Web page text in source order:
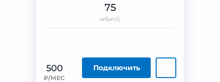
500
₽/МЕС
Подключить
75
мбит/с